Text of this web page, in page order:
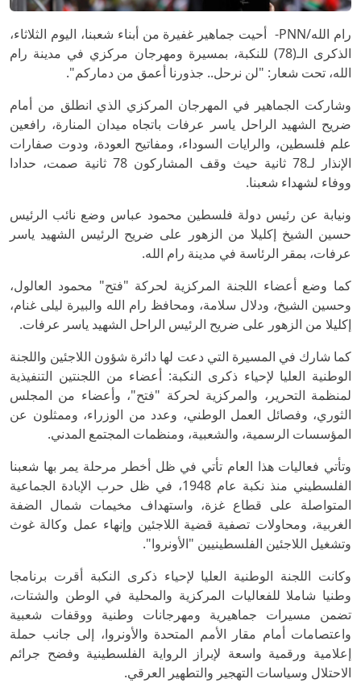
رام الله/PNN- أحيت جماهير غفيرة من أبناء شعبنا، اليوم الثلاثاء،
الذكرى الـ(78) للنكبة، بمسيرة ومهرجان مركزي في مدينة رام
الله، تحت شعار: "لن نرحل.. جذورنا أعمق من دماركم".
وشاركت الجماهير في المهرجان المركزي الذي انطلق من أمام
ضريح الشهيد الراحل ياسر عرفات باتجاه ميدان المنارة، رافعين
علم فلسطين، والرايات السوداء، ومفاتيح العودة، ودوت صفارات
الإنذار لـ78 ثانية حيث وقف المشاركون 78 ثانية صمت، حدادا
ووفاء لشهداء شعبنا.
ونيابة عن رئيس دولة فلسطين محمود عباس وضع نائب الرئيس
حسين الشيخ إكليلا من الزهور على ضريح الرئيس الشهيد ياسر
عرفات، بمقر الرئاسة في مدينة رام الله.
كما وضع أعضاء اللجنة المركزية لحركة "فتح" محمود العالول،
وحسين الشيخ، ودلال سلامة، ومحافظ رام الله والبيرة ليلى غنام،
إكليلا من الزهور على ضريح الرئيس الراحل الشهيد ياسر عرفات.
كما شارك في المسيرة التي دعت لها دائرة شؤون اللاجئين واللجنة
الوطنية العليا لإحياء ذكرى النكبة: أعضاء من اللجنتين التنفيذية
لمنظمة التحرير، والمركزية لحركة "فتح"، وأعضاء من المجلس
الثوري، وفصائل العمل الوطني، وعدد من الوزراء، وممثلون عن
المؤسسات الرسمية، والشعبية، ومنظمات المجتمع المدني.
وتأتي فعاليات هذا العام تأتي في ظل أخطر مرحلة يمر بها شعبنا
الفلسطيني منذ نكبة عام 1948، في ظل حرب الإبادة الجماعية
المتواصلة على قطاع غزة، واستهداف مخيمات شمال الضفة
الغربية، ومحاولات تصفية قضية اللاجئين وإنهاء عمل وكالة غوث
وتشغيل اللاجئين الفلسطينيين "الأونروا".
وكانت اللجنة الوطنية العليا لإحياء ذكرى النكبة أقرت برنامجا
وطنيا شاملا للفعاليات المركزية والمحلية في الوطن والشتات،
تضمن مسيرات جماهيرية ومهرجانات وطنية ووقفات شعبية
واعتصامات أمام مقار الأمم المتحدة والأونروا، إلى جانب حملة
إعلامية ورقمية واسعة لإبراز الرواية الفلسطينية وفضح جرائم
الاحتلال وسياسات التهجير والتطهير العرقي.